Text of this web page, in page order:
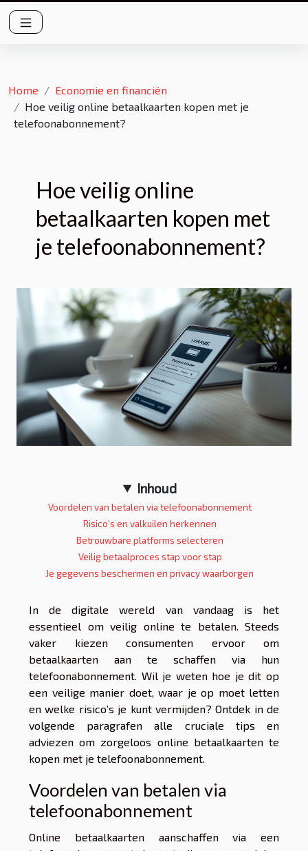
Home
Economie en financiën
Hoe veilig online betaalkaarten kopen met je
telefoonabonnement?
Hoe veilig online
betaalkaarten kopen met
je telefoonabonnement?
Inhoud
Voordelen van betalen via telefoonabonnement
Risico’s en valkuilen herkennen
Betrouwbare platforms selecteren
Veilig betaalproces stap voor stap
Je gegevens beschermen en privacy waarborgen
In de digitale wereld van vandaag is het
essentieel om veilig online te betalen. Steeds
vaker kiezen consumenten ervoor om
betaalkaarten aan te schaffen via hun
telefoonabonnement. Wil je weten hoe je dit op
een veilige manier doet, waar je op moet letten
en welke risico’s je kunt vermijden? Ontdek in de
volgende paragrafen alle cruciale tips en
adviezen om zorgeloos online betaalkaarten te
kopen met je telefoonabonnement.
Voordelen van betalen via
telefoonabonnement
Online betaalkaarten aanschaffen via een